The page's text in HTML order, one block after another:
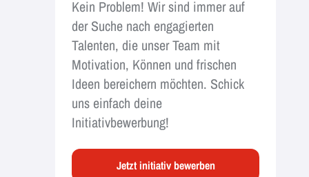
Kein Problem! Wir sind immer auf
der Suche nach engagierten
Talenten, die unser Team mit
Motivation, Können und frischen
Ideen bereichern möchten. Schick
uns einfach deine
Initiativbewerbung!
Jetzt initiativ bewerben